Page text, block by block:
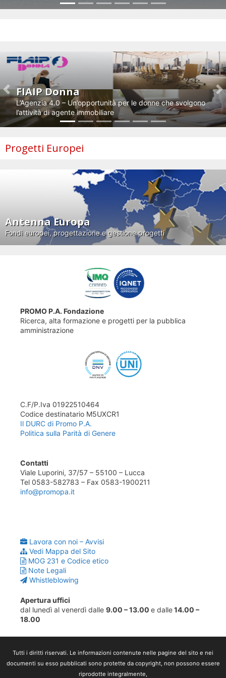
FIAIP Donna
L’Agenzia 4.0 – Un’opportunità per le donne che svolgono
l’attività di agente immobiliare
Previous
Progetti Europei
Antenna Europa
Fondi europei, progettazione e gestione progetti
PROMO P.A. Fondazione
Ricerca, alta formazione e progetti per la pubblica
amministrazione
C.F/P.Iva 01922510464
Codice destinatario M5UXCR1
Il DURC di Promo P.A.
Politica sulla Parità di Genere
Contatti
Viale Luporini, 37/57 – 55100 – Lucca
Tel 0583-582783 – Fax 0583-1900211
info@promopa.it
Lavora con noi – Avvisi
Vedi Mappa del Sito
MOG 231 e Codice etico
Note Legali
Whistleblowing
Apertura uffici
dal lunedì al venerdì dalle 9.00 – 13.00 e dalle14.00 –
18.00
Tutti i diritti riservati. Le informazioni contenute nelle pagine del sito e nei
documenti su esso pubblicati sono protette da copyright, non possono essere
riprodotte integralmente,